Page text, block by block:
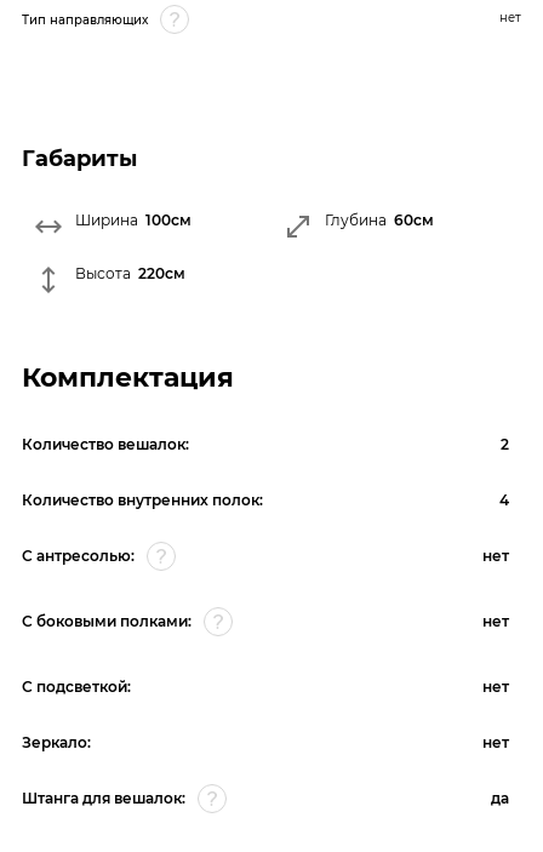
Тип направляющих нет
Габариты
Ширина 100см Глубина 60см
Высота 220см
Комплектация
Количество вешалок: 2
Количество внутренних полок: 4
С антресолью: нет
С боковыми полками: нет
С подсветкой: нет
Зеркало: нет
Штанга для вешалок: да